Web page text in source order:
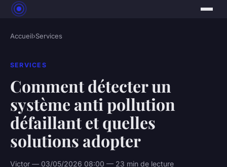
Accueil›Services
SERVICES
Comment détecter un
système anti pollution
défaillant et quelles
solutions adopter
Victor — 03/05/2026 08:00 — 23 min de lecture